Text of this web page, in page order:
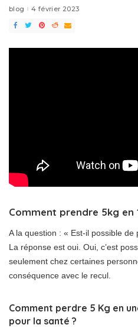
blog 4 février 2023
Comment prendre 5kg en
A la question : « Est-il possible
La réponse est oui. Oui, c’est
seulement chez certaines
conséquence avec le recul.
Comment perdre 5 Kg en
pour la santé ?